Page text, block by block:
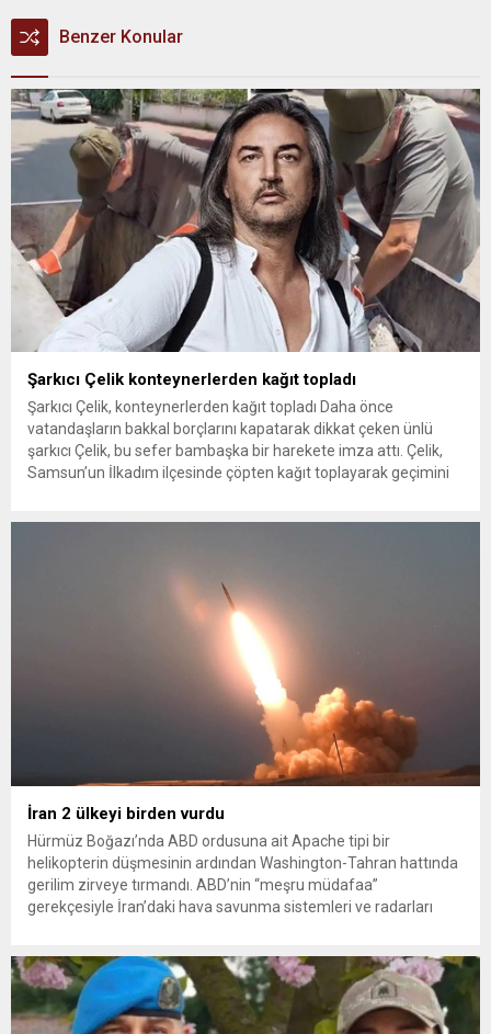
Benzer Konular
Şarkıcı Çelik konteynerlerden kağıt topladı
Şarkıcı Çelik, konteynerlerden kağıt topladı Daha önce
vatandaşların bakkal borçlarını kapatarak dikkat çeken ünlü
şarkıcı Çelik, bu sefer bambaşka bir harekete imza attı. Çelik,
Samsun’un İlkadım ilçesinde çöpten kağıt toplayarak geçimini
İran 2 ülkeyi birden vurdu
Hürmüz Boğazı’nda ABD ordusuna ait Apache tipi bir
helikopterin düşmesinin ardından Washington-Tahran hattında
gerilim zirveye tırmandı. ABD’nin “meşru müdafaa”
gerekçesiyle İran’daki hava savunma sistemleri ve radarları
yeni bir ABD saldırısına anında yanıt verileceğini duyurdu....